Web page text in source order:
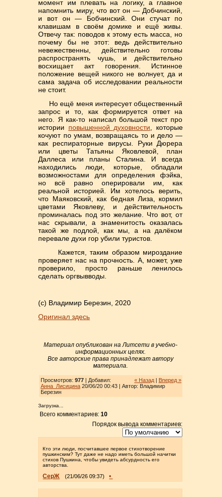
момент им плевать на логику, а главное
напомнить миру, что вот он — Добчинский,
и вот он — Бобчинский. Они стучат по
клавишам в своём домике и ещё живы.
Отвечу так: поводов к этому есть масса, но
почему бы не этот: ведь действительно
невежественны, действительно готовы
распространять чушь, и действительно
восхищает акт говорения. Истинное
положение вещей никого не волнует, да и
сама задача об исследовании реальности
не стоит.
Но ещё меня интересует общественный
запрос и то, как формируется ответ на
него. Я как-то написал большой текст про
истории повышенной духовности , которые
кочуют по умам, возвращаясь то и дело —
как респираторные вирусы. Руки Дюрера
или цветы Татьяны Яковлевой, план
Даллеса или планы Сталина. И всегда
находились люди, которые, обладали
возможностами для определения фэйка,
но всё равно оперировали им, как
реальной историей. Им хотелось верить,
что Маяковский, как бедная Лиза, кормил
цветами Яковлеву, и действительность
проминалась под это желание. Что вот, от
нас скрывали, а знаменитость оказалась
такой же подлой, как мы, а на далёком
перевале духи гор убили туристов.
Кажется, таким образом мироздание
проверяет нас на прочность. А, может, уже
проверило, просто раньше ленилось
сделать оргвывводы.
(с) Владимир Березин, 2020
Оригинал здесь
Материал опубликован на Литсети в учебно-
информационных целях.
Все авторские права принадлежат автору
материала.
« Назад | Вперед »
Просмотров: 977| Добавил:
Анна_Лисицина20/06/20 00:43 | Автор: Владимир
Березин
Загрузка...
Всего комментариев:10
Порядок вывода комментариев:
Кто эти люди, посчитавшее первое стихотворение
пушкинским? Тут даже не надо иметь большой начитки
стихов Пушкина, чтобы увидеть абсурдность его
авторства.
СерЖ (21/06/26 09:37) •